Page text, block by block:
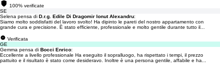
100% verificate
SE
Selena pensa di D.r.g. Edile Di Dragomir Ionut Alexandru:
Siamo molto soddisfatti del lavoro svolto! Ha dipinto le pareti del nostro appartamento con
grande cura e precisione. È stato efficiente, professionale e molto gentile durante tutto il...
Verificata
GE
Gemma pensa di Bocci Enrico:
Eccellente a livello professionale Ha eseguito il sopralluogo, ha rispettato i tempi, il prezzo
pattuito e il risultato è stato come desideravo. Inoltre è una persona gentile, affabile e ha...